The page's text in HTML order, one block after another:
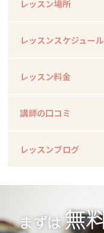
レッスン場所
レッスンスケジュール
レッスン料金
講師の口コミ
レッスンブログ